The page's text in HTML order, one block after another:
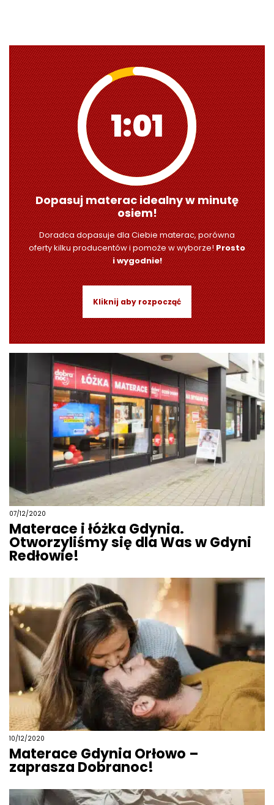
1:00
Dopasuj materac idealny w minutę
osiem!
Doradca dopasuje dla Ciebie materac, porówna
oferty kilku producentów i pomoże w wyborze!Prosto
i wygodnie!
Kliknij aby rozpocząć
07/12/2020
Materace i łóżka Gdynia.
Otworzyliśmy się dla Was w Gdyni
Redłowie!
10/12/2020
Materace Gdynia Orłowo –
zaprasza Dobranoc!